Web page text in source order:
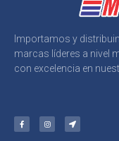
Importamos y
marcas líderes a nivel
con excelencia en